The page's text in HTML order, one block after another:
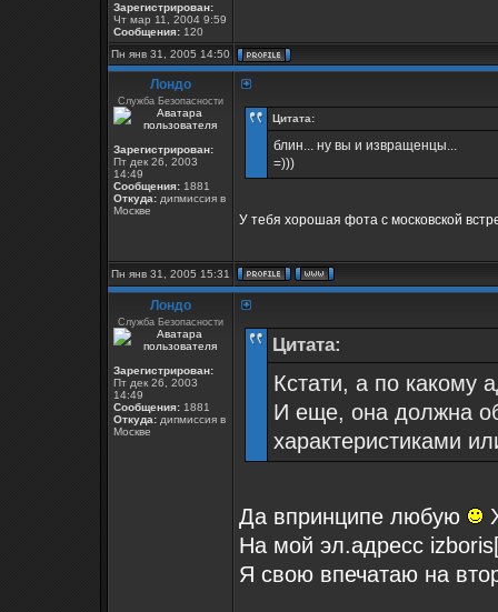
Зарегистрирован:
Чт мар 11, 2004 9:59
Сообщения: 120
Пн янв 31, 2005 14:50
Лондо
Служба Безопасности
Зарегистрирован:
Пт дек 26, 2003
14:49
Сообщения: 1881
Откуда: дипмиссия в
Москве
Цитата:
блин... ну вы и извращенцы...
=)))
У тебя хорошая фота с московской
Пн янв 31, 2005 15:31
Лондо
Служба Безопасности
Зарегистрирован:
Пт дек 26, 2003
14:49
Сообщения: 1881
Откуда: дипмиссия в
Москве
Цитата:
Кстати, а по какому
И еще, она должна
характеристиками
Да впринципе любую
На мой эл.адресс
Я свою впечатаю на